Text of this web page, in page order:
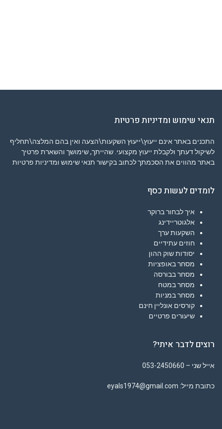
תנאי שימוש ומדיניות פרטיות
התכנים באתר אינם ייעוץ\ייעוץ השקעות\הצעה ואין בהם המלצה\תחליף
לשיקול דעתך ולקבלת ייעוץ מקצועי. שהייתך, שימושך והשארת פרטיך
באתר מהווים את הסכמתך לכתוב בקישור תנאי שימוש ומדיניות פרטיות
לומדים לעשות כסף
איך לבחור ברוקר
אלגוטריידינג
השקעות ערך
חוזים עתידיים
יסודות שוק ההון
מסחר באופציות
מסחר בבורסה
מסחר במטח
מסחר במניות
קורסים אונליין חינם
שיעורים פרטיים
רוצים לדבר איתי?
אייל שני – 053-2450660
כתובת מייל: eyals1974@gmail.com